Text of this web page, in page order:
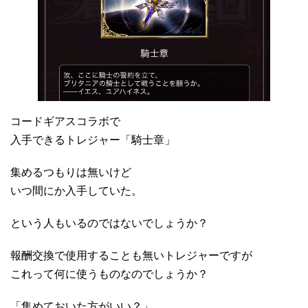
コードギアスコラボで
入手できるトレジャー「騎士章」
集めるつもりは無いけど
いつ間にか入手していた。
という人もいるのではないでしょうか？
報酬交換で使用することも無いトレジャーですが
これって何に使うものなのでしょうか？